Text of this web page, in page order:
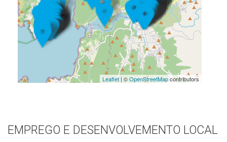
Leaflet| ©OpenStreetMapcontributors
EMPREGO E DESENVOLVEMENTO LOCAL